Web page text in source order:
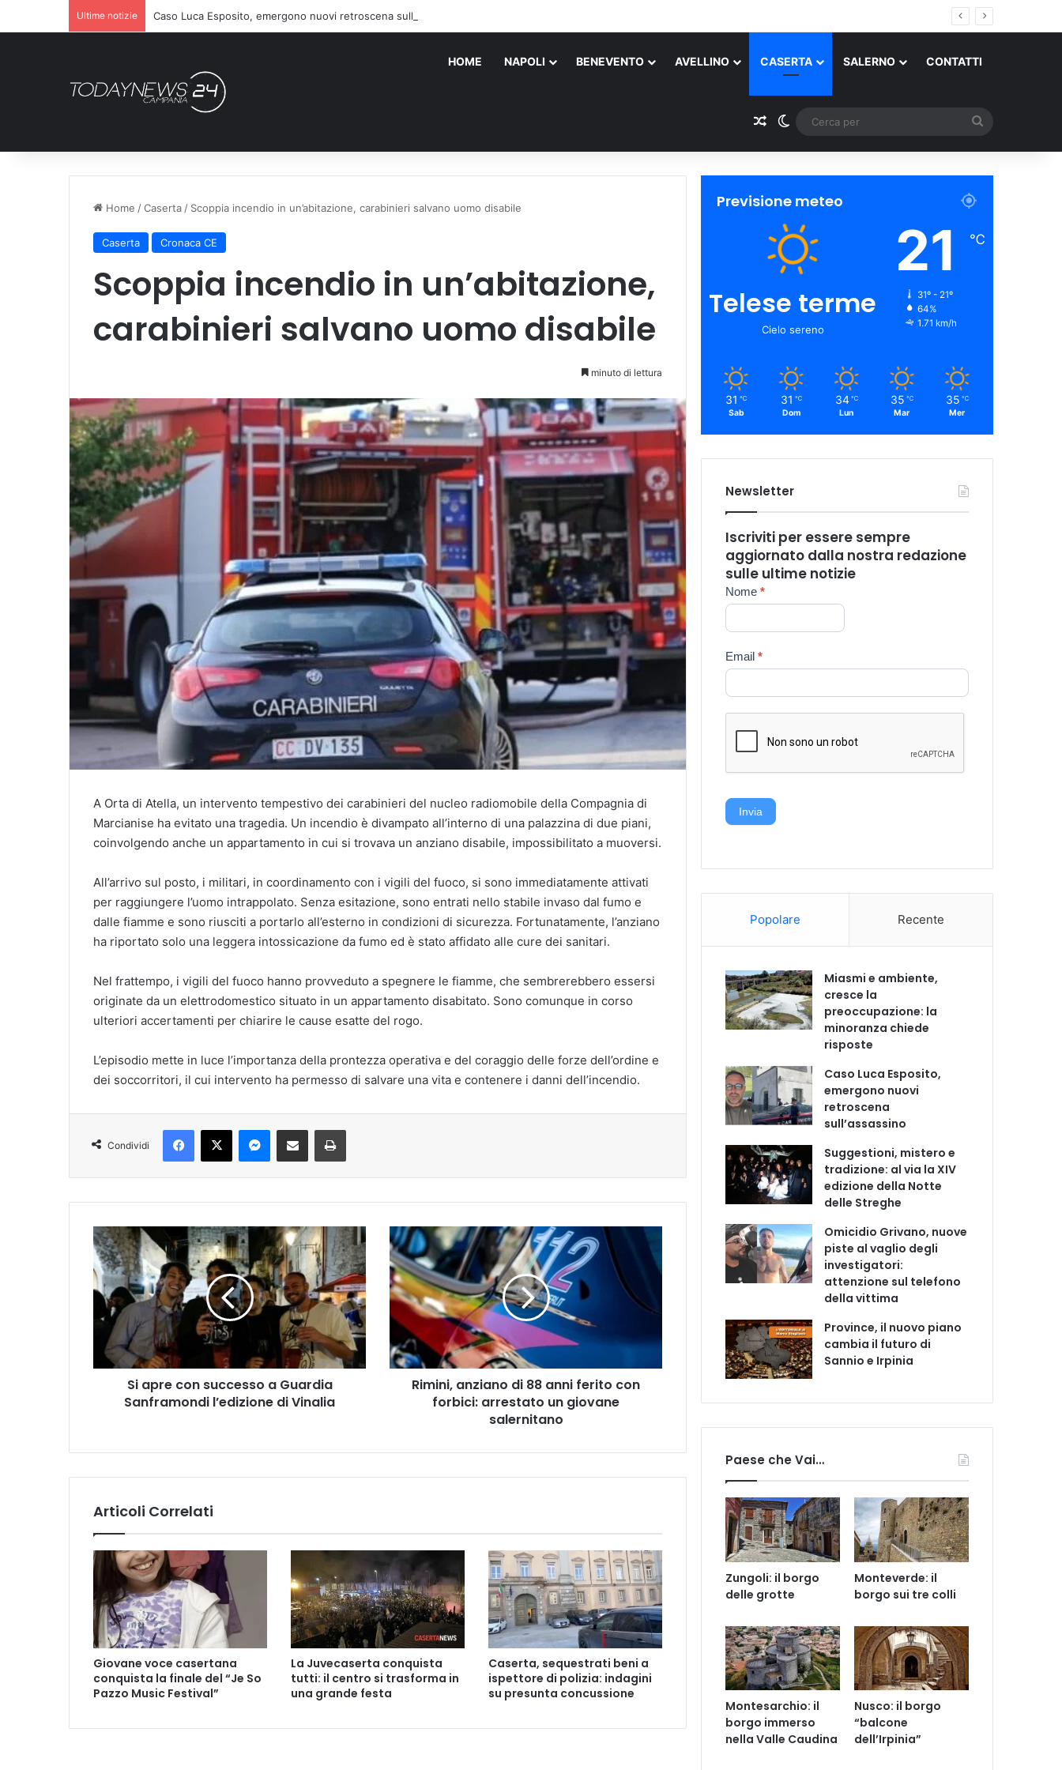
Ultime notizie Caso Luca Esposito, emergono nuovi retroscena sull’assassino
HOME NAPOLI BENEVENTO AVELLINO CASERTA SALERNO CONTATTI
Un articolo a caso
Cambia aspetto
per
Home /Caserta / Scoppia incendio in un’abitazione, carabinieri salvano uomo disabile
Caserta Cronaca CE
Scoppia incendio in un’abitazione,
carabinieri salvano uomo disabile
minuto di lettura
A Orta di Atella, un intervento tempestivo dei carabinieri del nucleo radiomobile della Compagnia di
Marcianise ha evitato una tragedia. Un incendio è divampato all’interno di una palazzina di due piani,
coinvolgendo anche un appartamento in cui si trovava un anziano disabile, impossibilitato a muoversi.
All’arrivo sul posto, i militari, in coordinamento con i vigili del fuoco, si sono immediatamente attivati
per raggiungere l’uomo intrappolato. Senza esitazione, sono entrati nello stabile invaso dal fumo e
dalle fiamme e sono riusciti a portarlo all’esterno in condizioni di sicurezza. Fortunatamente, l’anziano
ha riportato solo una leggera intossicazione da fumo ed è stato affidato alle cure dei sanitari.
Nel frattempo, i vigili del fuoco hanno provveduto a spegnere le fiamme, che sembrerebbero essersi
originate da un elettrodomestico situato in un appartamento disabitato. Sono comunque in corso
ulteriori accertamenti per chiarire le cause esatte del rogo.
L’episodio mette in luce l’importanza della prontezza operativa e del coraggio delle forze dell’ordine e
dei soccorritori, il cui intervento ha permesso di salvare una vita e contenere i danni dell’incendio.
Condividi
Facebook
X Messenger
Condividi via mail Stampa
Si
apre
con
successo
Guardia
Sanframondi
l’edizione
di
Si apre con successo a Guardia
Sanframondi l’edizione di Vinalia
Rimini,
anziano
di
88
anni
ferito
con
forbici:
arrestato
Rimini, anziano di 88 anni ferito con
forbici: arrestato un giovane
salernitano
Articoli Correlati
Giovane voce casertana
conquista la finale del “Je So
Pazzo Music Festival”
La Juvecaserta conquista
tutti: il centro si trasforma in
una grande festa
Caserta, sequestrati beni a
ispettore di polizia: indagini
su presunta concussione
Previsione meteo
Telese terme
Cielo sereno
21 ℃
31º - 21º
64%
1.71 km/h
31 ℃
Sab
31 ℃
Dom
34 ℃
Lun
35 ℃
Mar
35 ℃
Mer
Newsletter
Iscriviti per essere sempre
aggiornato dalla nostra redazione
sulle ultime notizie
Newsletter
Nome*
Email*
Invia
Popolare Recente
Miasmi e ambiente,
cresce la
preoccupazione: la
minoranza chiede
risposte
Caso Luca Esposito,
emergono nuovi
retroscena
sull’assassino
Suggestioni, mistero e
tradizione: al via la XIV
edizione della Notte
delle Streghe
Omicidio Grivano, nuove
piste al vaglio degli
investigatori:
attenzione sul telefono
della vittima
Province, il nuovo piano
cambia il futuro di
Sannio e Irpinia
Paese che Vai…
Zungoli: il borgo
delle grotte
Monteverde: il
borgo sui tre colli
Montesarchio: il
borgo immerso
nella Valle Caudina
Nusco: il borgo
“balcone
dell’Irpinia”